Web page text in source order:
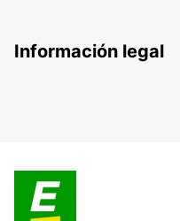
Información legal